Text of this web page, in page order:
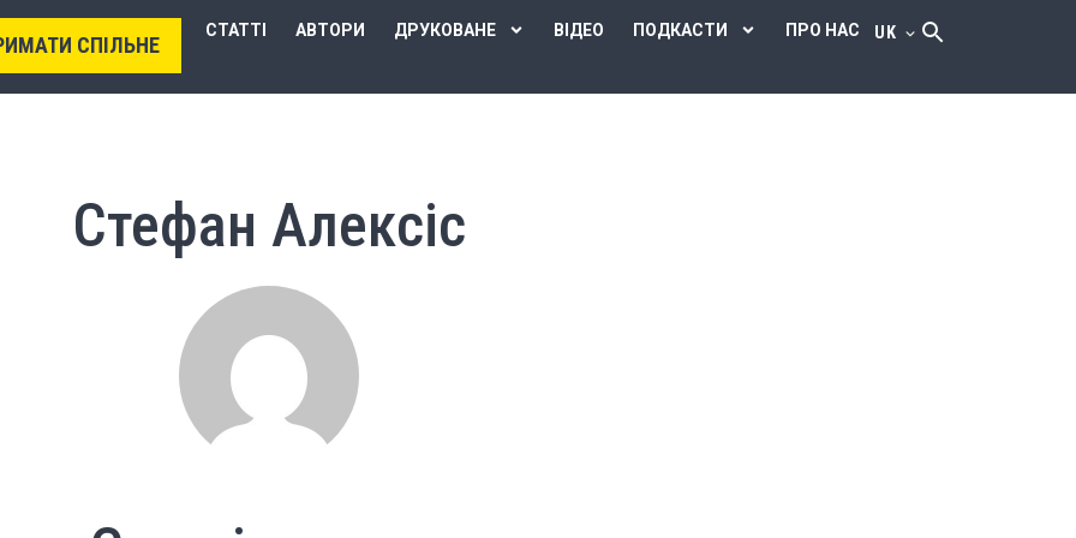
СПІЛЬНЕ
СТАТТІ АВТОРИ ДРУКОВАНЕ ВІДЕО ПОДКАСТИ ПРО НАС UK
Стефан Алексіс